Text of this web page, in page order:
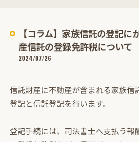
【コラム】家族信託の登記に
産信託の登録免許税について
2024/07/26
信託財産に不動産が含まれる家族信
登記と信託登記を行います。
登記手続には、司法書士へ支払う報